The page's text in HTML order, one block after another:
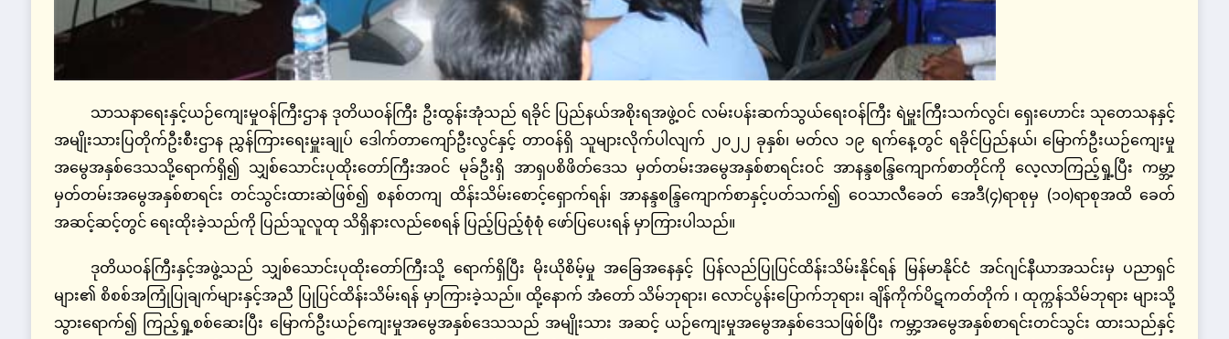
သာသနာရေးနှင့်ယဉ်ကျေးမှုဝန်ကြီးဌာန ဒုတိယဝန်ကြီး ဦးထွန်းအုံသည် ရခိုင် ပြည်နယ်အစိုးရအဖွဲ့ဝင် လမ်းပန်းဆက်သွယ်ရေးဝန်ကြီး ရဲမှူးကြီးသက်လွင်၊ ရှေးဟောင်း သုတေသနနှင့်
အမျိုးသားပြတိုက်ဦးစီးဌာန ညွှန်ကြားရေးမှူးချုပ် ဒေါက်တာကျော်ဦးလွင်နှင့် တာဝန်ရှိ သူများလိုက်ပါလျက် ၂၀၂၂ ခုနှစ်၊ မတ်လ ၁၉ ရက်နေ့တွင် ရခိုင်ပြည်နယ်၊ မြောက်ဦးယဉ်ကျေးမှု
အမွေအနှစ်ဒေသသို့ရောက်ရှိ၍ သျှစ်သောင်းပုထိုးတော်ကြီးအဝင် မုခ်ဦးရှိ အာရှပစိဖိတ်ဒေသ မှတ်တမ်းအမွေအနှစ်စာရင်းဝင် အာနန္ဒစန္ဒြကျောက်စာတိုင်ကို လေ့လာကြည့်ရှု့ပြီး ကမ္ဘာ့
မှတ်တမ်းအမွေအနှစ်စာရင်း တင်သွင်းထားဆဲဖြစ်၍ စနစ်တကျ ထိန်းသိမ်းစောင့်ရှောက်ရန်၊ အာနန္ဒစန္ဒြကျောက်စာနှင့်ပတ်သက်၍ ဝေသာလီခေတ် အေဒီ(၄)ရာစုမှ (၁၀)ရာစုအထိ ခေတ်
အဆင့်ဆင့်တွင် ရေးထိုးခဲ့သည်ကို ပြည်သူလူထု သိရှိနားလည်စေရန် ပြည့်ပြည့်စုံစုံ ဖော်ပြပေးရန် မှာကြားပါသည်။
ဒုတိယဝန်ကြီးနှင့်အဖွဲ့သည် သျှစ်သောင်းပုထိုးတော်ကြီးသို့ ရောက်ရှိပြီး မိုးယိုစိမ့်မှု အခြေအနေနှင့် ပြန်လည်ပြုပြင်ထိန်းသိမ်းနိုင်ရန် မြန်မာနိုင်ငံ အင်ဂျင်နီယာအသင်းမှ ပညာရှင်
များ၏ စိစစ်အကြုံပြုချက်များနှင့်အညီ ပြုပြင်ထိန်းသိမ်းရန် မှာကြားခဲ့သည်။ ထို့နောက် အံတော် သိမ်ဘုရား၊ လောင်ပွန်းပြောက်ဘုရား၊ ချိန်ကိုက်ပိဋကတ်တိုက် ၊ ထုက္ကန်သိမ်ဘုရား များသို့
သွားရောက်၍ ကြည့်ရှု့စစ်ဆေးပြီး မြောက်ဦးယဉ်ကျေးမှုအမွေအနှစ်ဒေသသည် အမျိုးသား အဆင့် ယဉ်ကျေးမှုအမွေအနှစ်ဒေသဖြစ်ပြီး ကမ္ဘာ့အမွေအနှစ်စာရင်းတင်သွင်း ထားသည်နှင့်